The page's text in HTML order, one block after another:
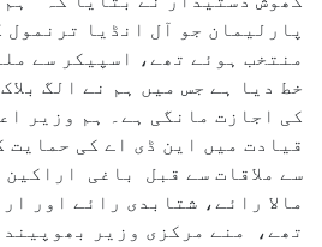
پارلیمان جو آل انڈیا ترنمول
منتخب ہوئے تھے، اسپیکر سے
خط دیا ہے جس میں ہم نے الگ
کی اجازت مانگی ہے۔ ہم وزیر
قیادت میں این ڈی اے کی حمایت
سے ملاقات سے قبل باغی اراکین
مالا رائے، شتابدی رائے اور
تھے، منے مرکزی وزیر